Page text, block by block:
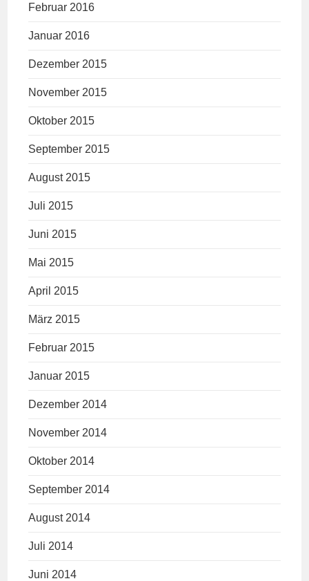
Februar 2016
Januar 2016
Dezember 2015
November 2015
Oktober 2015
September 2015
August 2015
Juli 2015
Juni 2015
Mai 2015
April 2015
März 2015
Februar 2015
Januar 2015
Dezember 2014
November 2014
Oktober 2014
September 2014
August 2014
Juli 2014
Juni 2014